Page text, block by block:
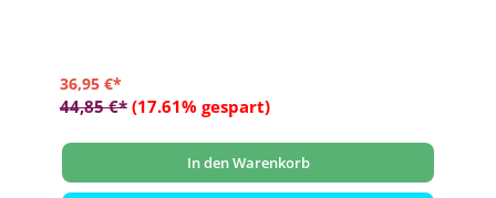
36,95 €*
44,85 €* (17.61% gespart)
In den Warenkorb